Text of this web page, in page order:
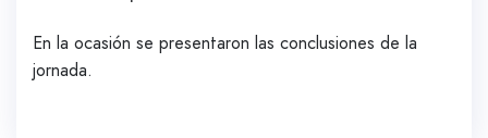
En la ocasión se presentaron las conclusiones de la
jornada.